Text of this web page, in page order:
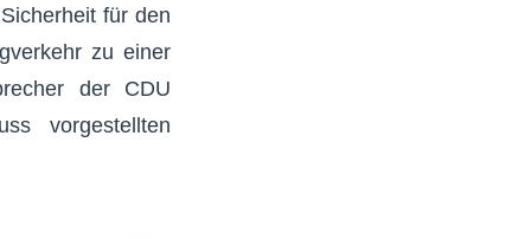
für den
zu einer
der CDU
vorgestellten